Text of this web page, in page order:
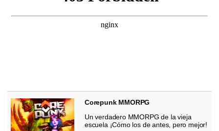
Corepunk MMORPG
Un verdadero MMORPG de la vieja
escuela ¡Cómo los de antes, pero mejor!